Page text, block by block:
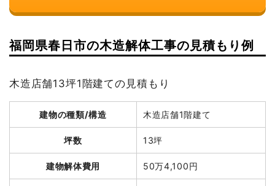
福岡県春日市の木造解体工事の見積もり例
木造店舗13坪1階建ての見積もり
建物の種類/構造 木造店舗1階建て
坪数 13坪
建物解体費用 50万4,100円